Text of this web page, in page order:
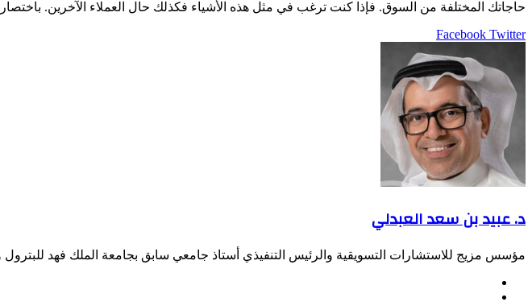
حاجاتك المختلفة من السوق. فإذا كنت ترغب في مثل هذه الأشياء فكذلك حال العملاء الآخرين.
Facebook Twitter
LinkedIn
Pinterest
مشاركة
عبر
البريد
طباعة
د. عبيد بن سعد العبدلي
مؤسس مزيج للاستشارات التسويقية والرئيس التنفيذي أستاذ جامعي سابق بجامعة الملك فهد للبترول